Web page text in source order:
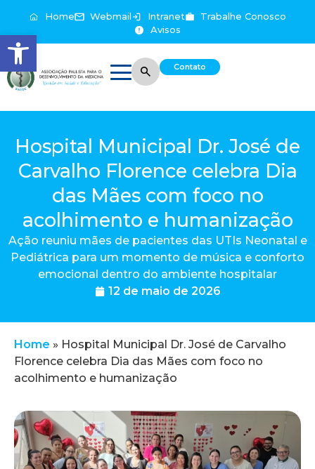
Abrir a barra de ferramentas
Home Webmail Intranet
Trabalhe Conosco
Avisos
Contato
Hospital Municipal Dr. José de
Carvalho Florence celebra Dia
das Mães com foco no
acolhimento e humanização
Ação reuniu mães de pacientes das UTIs Neonatal e
Pediátrica para um momento de música e conforto
emocional dentro do ambiente hospitalar
12 de maio de 2026
Home » Hospital Municipal Dr. José de Carvalho
Florence celebra Dia das Mães com foco no
acolhimento e humanização